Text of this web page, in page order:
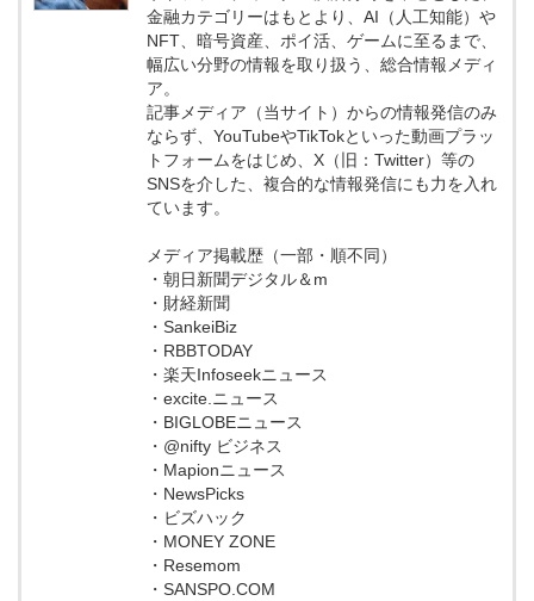
金融カテゴリーはもとより、AI（人工知能）や
NFT、暗号資産、ポイ活、ゲームに至るまで、
幅広い分野の情報を取り扱う、総合情報メディ
ア。
記事メディア（当サイト）からの情報発信のみ
ならず、YouTubeやTikTokといった動画プラッ
トフォームをはじめ、X（旧：Twitter）等の
SNSを介した、複合的な情報発信にも力を入れ
ています。
メディア掲載歴（一部・順不同）
・朝日新聞デジタル＆m
・財経新聞
・SankeiBiz
・RBBTODAY
・楽天Infoseekニュース
・excite.ニュース
・BIGLOBEニュース
・@nifty ビジネス
・Mapionニュース
・NewsPicks
・ビズハック
・MONEY ZONE
・Resemom
・SANSPO.COM